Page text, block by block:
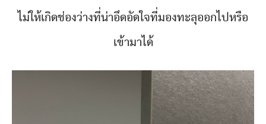
ไม่ให้เกิดช่องว่างที่น่าอึดอัดใจที่มองทะลุออกไปหรือ
เข้ามาได้